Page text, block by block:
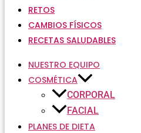
RETOS
CAMBIOS FÍSICOS
RECETAS SALUDABLES
NUESTRO EQUIPO
COSMÉTICA
CORPORAL
FACIAL
PLANES DE DIETA